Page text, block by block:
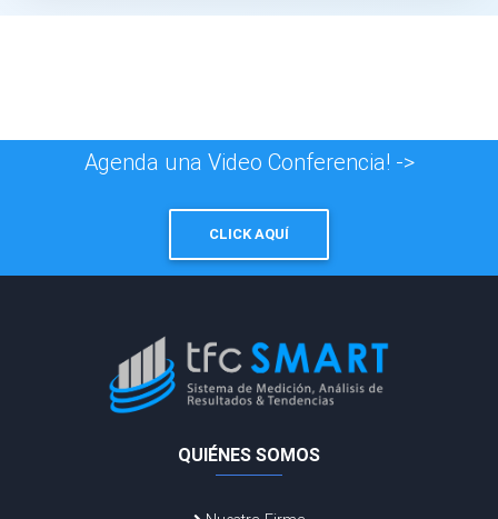
Agenda una Video Conferencia! ->
CLICK AQUÍ
QUIÉNES SOMOS